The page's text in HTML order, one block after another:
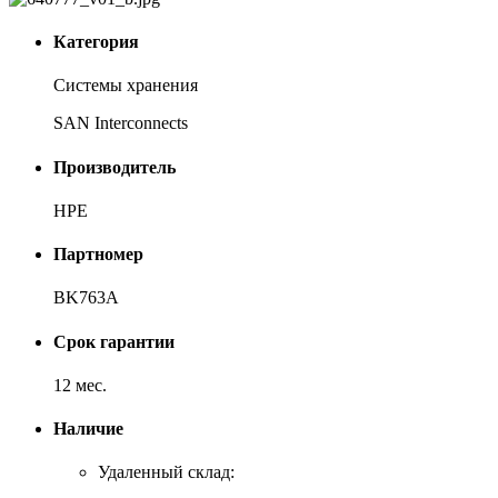
Категория
Системы хранения
SAN Interconnects
Производитель
HPE
Партномер
BK763A
Срок гарантии
12 мес.
Наличие
Удаленный склад: